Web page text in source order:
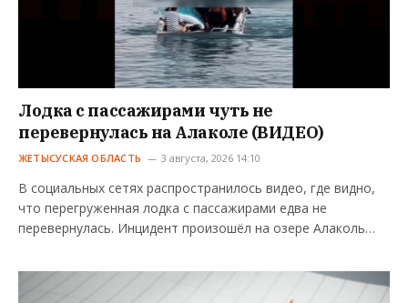
Лодка с пассажирами чуть не
перевернулась на Алаколе (ВИДЕО)
ЖЕТЫСУСКАЯ ОБЛАСТЬ 3 августа, 2026 14:10
В социальных сетях распространилось видео, где видно,
что перегруженная лодка с пассажирами едва не
перевернулась. Инцидент произошёл на озере Алаколь…